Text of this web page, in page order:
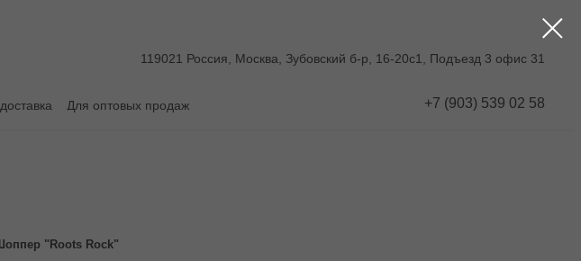
119021 Россия, Москва, Зубовский б-р, 16-20с1, Подъезд 3 офис 31
+7 (903) 539 02 58
Для оптовых продаж
"Roots Rock"